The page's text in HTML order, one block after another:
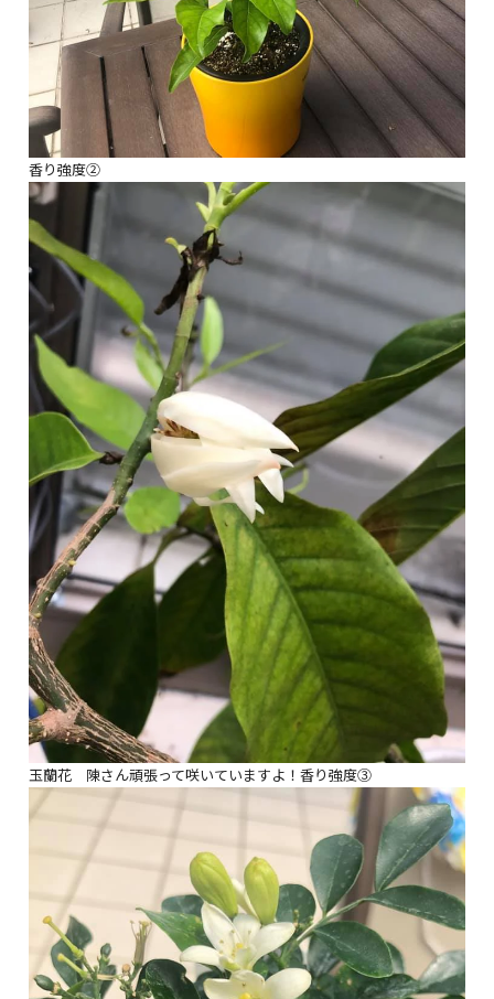
香り強度②
玉蘭花 陳さん頑張って咲いていますよ！香り強度③